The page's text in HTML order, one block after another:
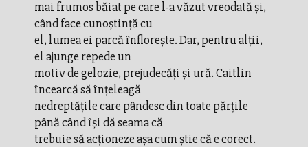
mai frumos băiat pe care l-a văzut vreodată şi,
când face cunoştinţă cu
el, lumea ei parcă înfloreşte. Dar, pentru alţii,
el ajunge repede un
motiv de gelozie, prejudecăţi şi ură. Caitlin
încearcă să înţeleagă
nedreptăţile care pândesc din toate părţile
până când îşi dă seama că
trebuie să acţioneze aşa cum ştie că e corect.